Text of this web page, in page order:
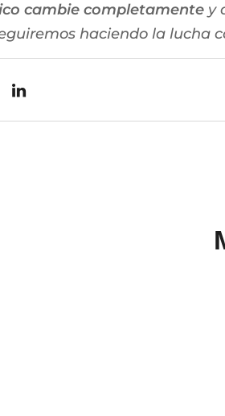
cambie completamentey
haciendo la lucha